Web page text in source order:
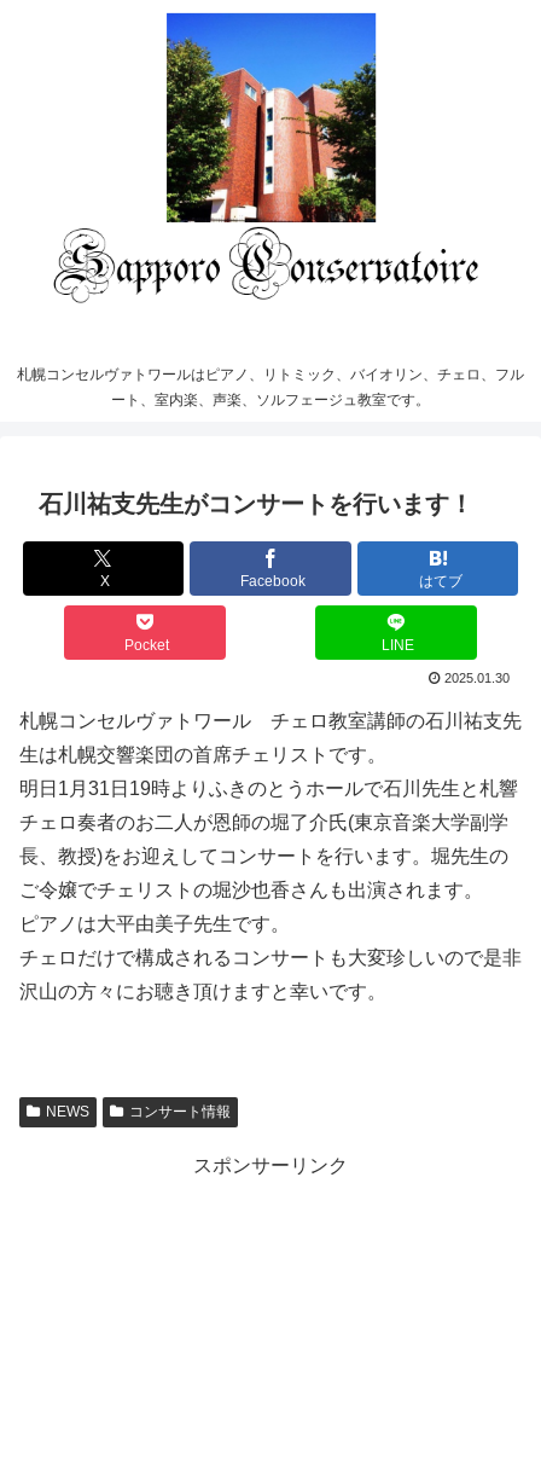
札幌コンセルヴァトワールはピアノ、リトミック、バイオリン、チェロ、フル
ート、室内楽、声楽、ソルフェージュ教室です。
石川祐支先生がコンサートを行います！
X Facebook はてブ
Pocket LINE
2025.01.30
札幌コンセルヴァトワール チェロ教室講師の石川祐支先
生は札幌交響楽団の首席チェリストです。
明日1月31日19時よりふきのとうホールで石川先生と札響
チェロ奏者のお二人が恩師の堀了介氏(東京音楽大学副学
長、教授)をお迎えしてコンサートを行います。堀先生の
ご令嬢でチェリストの堀沙也香さんも出演されます。
ピアノは大平由美子先生です。
チェロだけで構成されるコンサートも大変珍しいので是非
沢山の方々にお聴き頂けますと幸いです。
NEWS コンサート情報
スポンサーリンク